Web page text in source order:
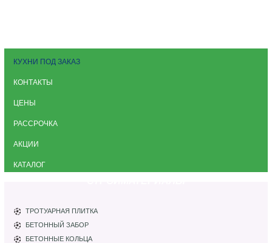
КУХНИ ПОД ЗАКАЗ
КОНТАКТЫ
ЦЕНЫ
РАССРОЧКА
АКЦИИ
КАТАЛОГ
ТРОТУАРНАЯ ПЛИТКА
БЕТОННЫЙ ЗАБОР
БЕТОННЫЕ КОЛЬЦА